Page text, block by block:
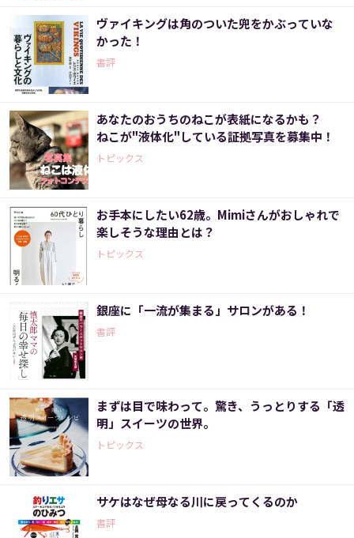
ヴァイキングは角のついた兜をかぶっていな
かった！
書評
あなたのおうちのねこが表紙になるかも？
ねこが"液体化"している証拠写真を募集中！
トピックス
お手本にしたい62歳。Mimiさんがおしゃれで
楽しそうな理由とは？
トピックス
銀座に「一流が集まる」サロンがある！
書評
まずは目で味わって。驚き、うっとりする「透
明」スイーツの世界。
トピックス
サケはなぜ母なる川に戻ってくるのか
書評